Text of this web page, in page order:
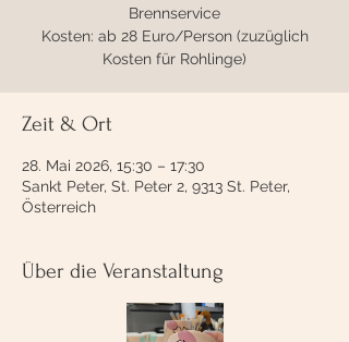
Brennservice
Kosten: ab 28 Euro/Person (zuzüglich
Kosten für Rohlinge)
Zeit & Ort
28. Mai 2026, 15:30 – 17:30
Sankt Peter, St. Peter 2, 9313 St. Peter,
Österreich
Über die Veranstaltung